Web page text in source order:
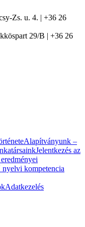
Zs. u. 4. | +36 26
29/B | +36 26
Alapítványunk –
Jelentkezés az
kompetencia
Adatkezelés